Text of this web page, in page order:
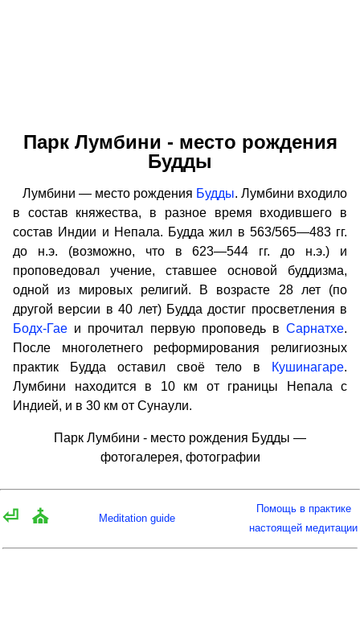
Парк Лумбини - место рождения
Будды
Лумбини — место рождения Будды. Лумбини входило
в состав княжества, в разное время входившего в
состав Индии и Непала. Будда жил в 563/565—483 гг.
до н.э. (возможно, что в 623—544 гг. до н.э.) и
проповедовал учение, ставшее основой буддизма,
одной из мировых религий. В возрасте 28 лет (по
другой версии в 40 лет) Будда достиг просветления в
Бодх-Гае и прочитал первую проповедь в Сарнатхе.
После многолетнего реформирования религиозных
практик Будда оставил своё тело в
Кушинагаре.
Лумбини находится в 10 км от границы Непала с
Индией, и в 30 км от Сунаули.
Парк Лумбини - место рождения Будды —
фотогалерея, фотографии
⏎ ⛪ Meditation guide
Помощь в практике
настоящей медитации